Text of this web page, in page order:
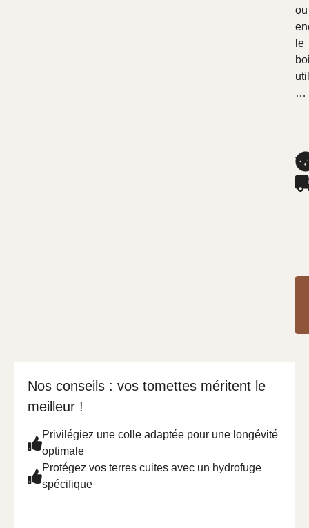
ou
le
…
Nos conseils : vos tomettes méritent le
meilleur !
Privilégiez une colle adaptée pour une longévité
optimale
Protégez vos terres cuites avec un hydrofuge
spécifique